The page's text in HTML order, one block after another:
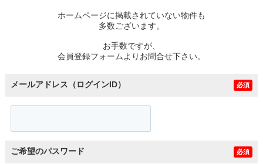
ホームページに掲載されていない物件も
多数ございます。
お手数ですが、
会員登録フォームよりお問合せ下さい。
メールアドレス（ログインID） 必須
ご希望のパスワード 必須